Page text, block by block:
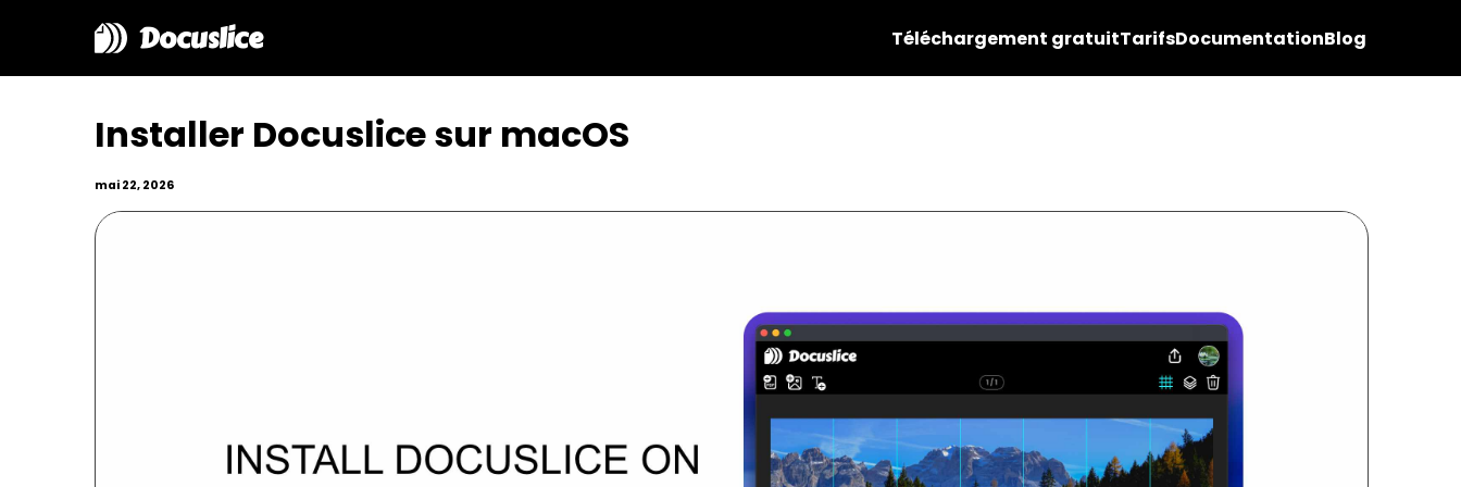
Docuslice Téléchargement gratuitTarifsDocumentationBlog
Installer Docuslice sur macOS
mai 22, 2026